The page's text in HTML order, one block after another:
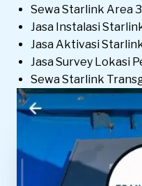
Sewa Starlink Area
Jasa Instalasi
Jasa Aktivasi
Jasa Survey Lokasi
Sewa Starlink